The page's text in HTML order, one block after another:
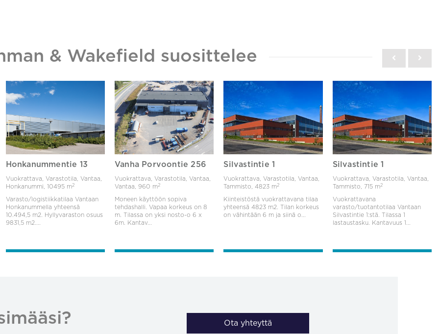
& Wakefield suosittelee
Honkanummentie 13
Vuokrattava, Varastotila, Vantaa,
Honkanummi, 10495 m2
Varasto/logistiikkatilaa Vantaan
Honkanummella yhteensä
10.494,5 m2. Hyllyvaraston osuus
9831,5 m2....
Vanha Porvoontie 256
Vuokrattava, Varastotila, Vantaa,
Vantaa, 960 m2
Moneen käyttöön sopiva
tehdashalli. Vapaa korkeus on 8
m. Tilassa on yksi nosto-o 6 x
6m. Kantav...
Silvastintie 1
Vuokrattava, Varastotila, Vantaa,
Tammisto,4823 m2
Kiinteistöstä vuokrattavana tilaa
yhteensä 4823 m2. Tilan korkeus
on vähintään 6 m ja siinä o...
Silvastintie 1
Vuokrattava, Varastotila, Vantaa,
Tammisto,
715 m2
Vuokrattavana
varasto/tuotantotilaa Vantaan
Silvastintie 1:stä. Tilassa 1
lastaustasku. Kantavuus 1...
Ota yhteyttä